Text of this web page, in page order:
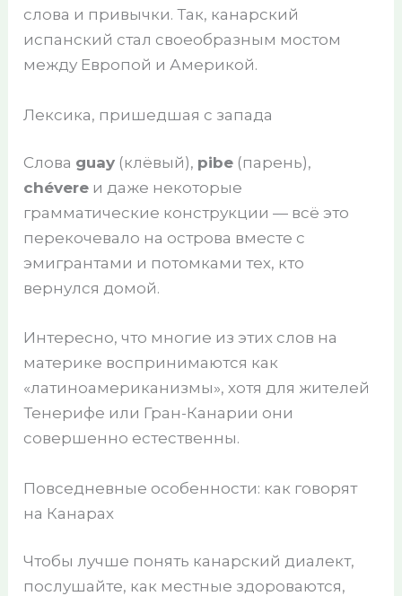
слова и привычки. Так, канарский
испанский стал своеобразным мостом
между Европой и Америкой.
Лексика, пришедшая с запада
Слова guay (клёвый), pibe (парень),
chévere и даже некоторые
грамматические конструкции — всё это
перекочевало на острова вместе с
эмигрантами и потомками тех, кто
вернулся домой.
Интересно, что многие из этих слов на
материке воспринимаются как
«латиноамериканизмы», хотя для жителей
Тенерифе или Гран-Канарии они
совершенно естественны.
Повседневные особенности: как говорят
на Канарах
Чтобы лучше понять канарский диалект,
послушайте, как местные здороваются,